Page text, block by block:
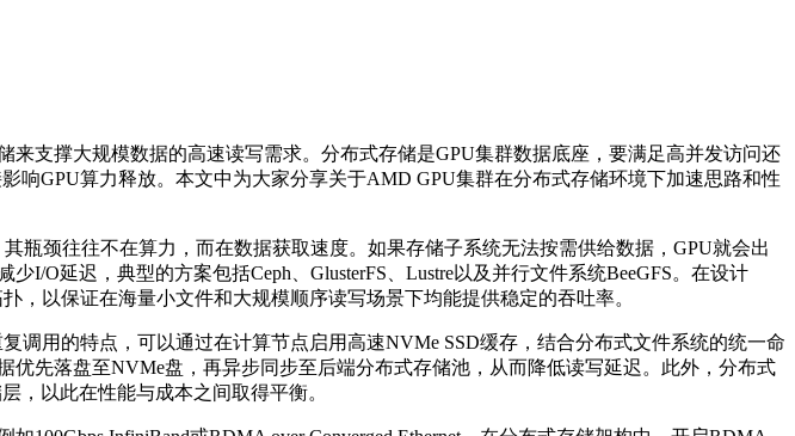
来支撑大规模数据的高速读写需求。分布式存储是GPU集群数据底座，要满足高并发访问还
响GPU算力释放。本文中为大家分享关于AMD GPU集群在分布式存储环境下加速思路和性
瓶颈往往不在算力，而在数据获取速度。如果存储子系统无法按需供给数据， GPU就会出
少I/O延迟，典型的方案包括Ceph GlusterFS Lustre以及并行文件系统BeeGFS。在设计
，以保证在海量小文件和大规模顺序读写场景下均能提供稳定的吞吐率。
调用的特点，可以通过在计算节点启用高速NVMe SSD缓存，结合分布式文件系统的统一命
优先落盘至NVMe盘，再异步同步至后端分布式存储池，从而降低读写延迟。此外，分布式
，以此在性能与成本之间取得平衡。